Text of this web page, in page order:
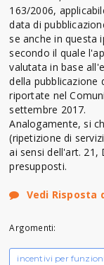
163/2006,
data di
se anche in questa
secondo il quale
valutata in base
della pubblicazione
riportate nel
settembre 2017.
Analogamente, si
(ripetizione di
ai sensi dell'art. 21,
presupposti.
Vedi Risposta
Argomenti:
incentivi per